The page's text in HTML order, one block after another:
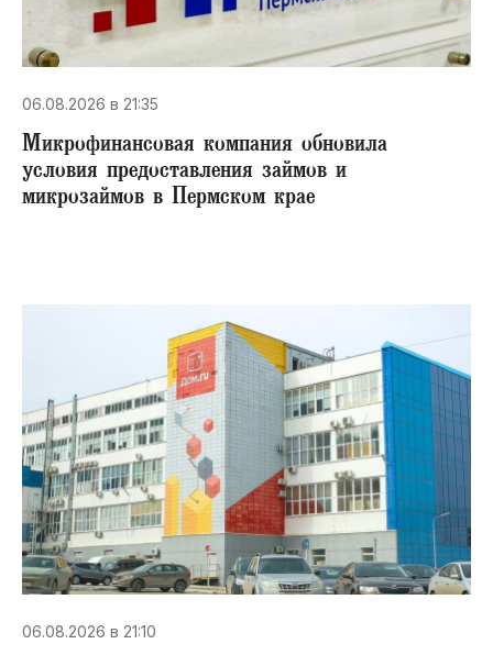
06.08.2026 в 21:35
Микрофинансовая компания обновила
условия предоставления займов и
микрозаймов в Пермском крае
06.08.2026 в 21:10